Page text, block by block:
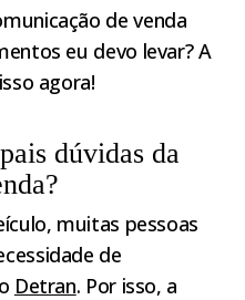
de venda
eu devo levar? A
agora!
dúvidas da
muitas pessoas
de
Detran. Por isso, a